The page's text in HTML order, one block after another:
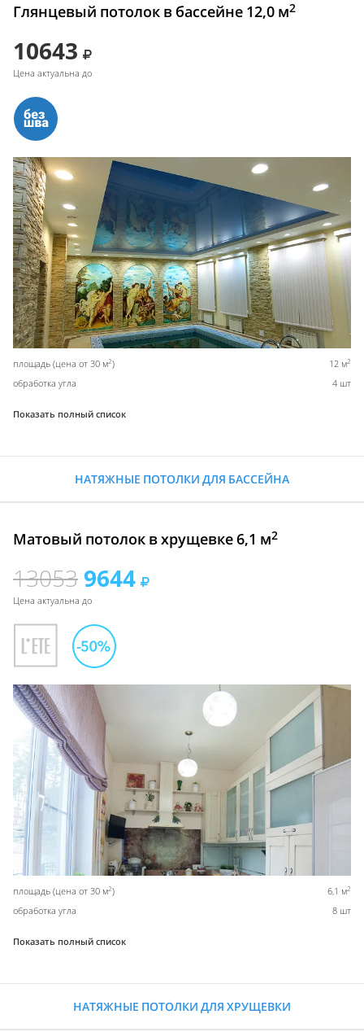
Глянцевый потолок в бассейне 12,0 м2
10643
Цена актуальна до
площадь (цена от 30 м2) 12 м2
обработка угла 4 шт
Показать полный список
НАТЯЖНЫЕ ПОТОЛКИ ДЛЯ БАССЕЙНА
Матовый потолок в хрущевке 6,1 м2
13053 9644
Цена актуальна до
площадь (цена от 30 м2) 6,1 м2
обработка угла 8 шт
Показать полный список
НАТЯЖНЫЕ ПОТОЛКИ ДЛЯ ХРУЩЕВКИ